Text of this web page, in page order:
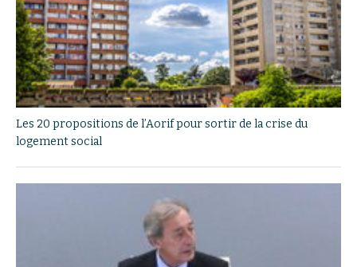
Les 20 propositions de l’Aorif pour sortir de la crise du
logement social